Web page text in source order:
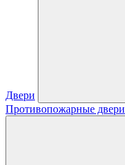
Двери
Противопожарные двери